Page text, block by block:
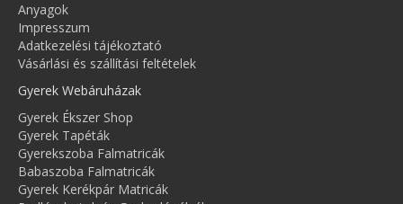
Anyagok
Impresszum
Adatkezelési tájékoztató
Vásárlási és szállítási feltételek
Gyerek Webáruházak
Gyerek Ékszer Shop
Gyerek Tapéták
Gyerekszoba Falmatricák
Babaszoba Falmatricák
Gyerek Kerékpár Matricák